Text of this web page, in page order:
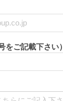
をご記載下さい）